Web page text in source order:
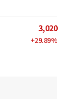
3,020
+29.89%